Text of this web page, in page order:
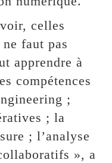
celles
faut pas
apprendre à
compétences
;
; la
; l’analyse
», a